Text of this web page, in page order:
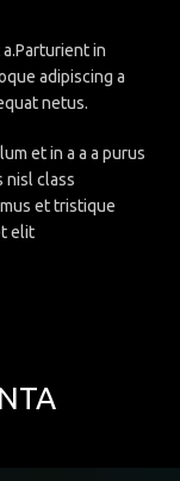
in
adipiscing a
netus.
et in a a a purus
nisl class
et tristique
elit